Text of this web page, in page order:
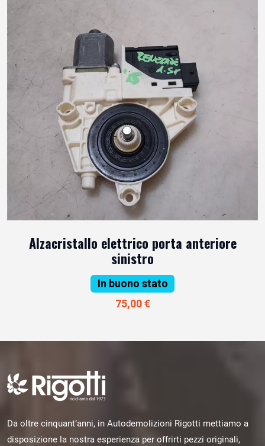
Alzacristallo elettrico porta anteriore
sinistro
In buono stato
75,00 €
Da oltre cinquant’anni, in Autodemolizioni Rigotti mettiamo a
disposizione la nostra esperienza per offrirti pezzi originali,